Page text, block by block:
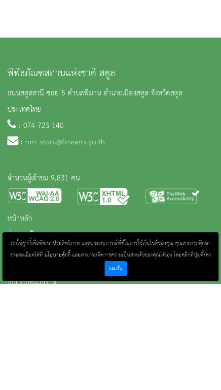
เราใช้คุกกี้เพื่อพัฒนาประสิทธิภาพ และประสบการณ์ที่ดีในการใช้เว็บไซต์ของคุณ คุณสามารถศึกษา
รายละเอียดได้ที่นโยบายคุ้กกี้และสามารถจัดการความเป็นส่วนตัวของคุณได้เอง โดยคลิกที่ปุ่มตั้งค่า
ยอมรับ
พิพิธภัณฑสถานแห่งชาติ สตูล
ถนนสตูลธานี ซอย 5 ตำบลพิมาน อำเภอเมืองสตูล จังหวัดสตูล
ประเทศไทย
: 074 723 140
: nm_stool@finearts.go.th
จำนวนผู้เข้าชม 9,831 คน
หน้าหลัก
ข่าวและกิจกรรม
นิทรรศการ
เกี่ยวกับหน่วยงาน